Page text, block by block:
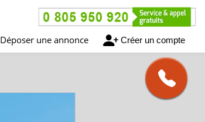
Déposer une annonce Créer un compte